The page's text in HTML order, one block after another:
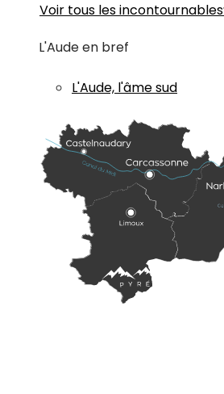
Voir tous les incontournables
L'Aude en bref
L'Aude, l'âme sud